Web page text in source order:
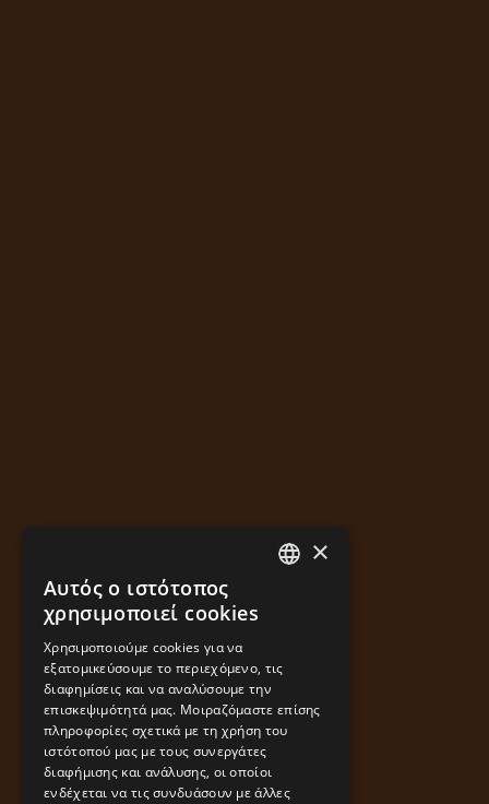
×
Αυτός ο ιστότοπος
χρησιμοποιεί cookies
Χρησιμοποιούμε cookies για να
εξατομικεύσουμε το περιεχόμενο, τις
διαφημίσεις και να αναλύσουμε την
επισκεψιμότητά μας. Μοιραζόμαστε επίσης
πληροφορίες σχετικά με τη χρήση του
ιστότοπού μας με τους συνεργάτες
διαφήμισης και ανάλυσης, οι οποίοι
ενδέχεται να τις συνδυάσουν με άλλες